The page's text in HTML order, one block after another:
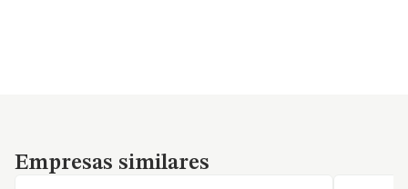
Empresas similares
Empresas similares